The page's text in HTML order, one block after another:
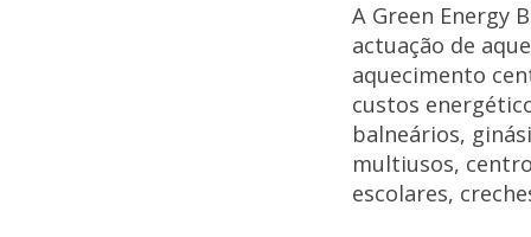
A Green Energy
actuação de
aquecimento
custos
balneários,
multiusos,
escolares,